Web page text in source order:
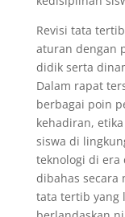
Revisi tata
aturan dengan
didik serta
Dalam rapat
berbagai poin
kehadiran,
siswa di
teknologi di era
dibahas secara
tata tertib yang